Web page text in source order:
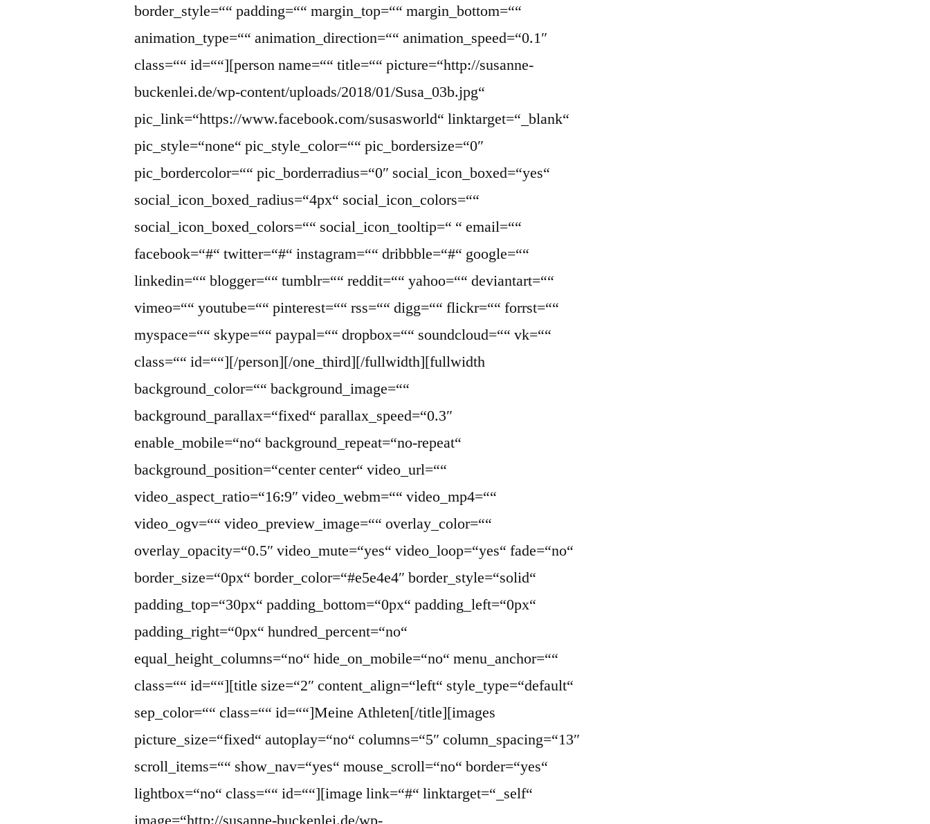
border_style=““ padding=““ margin_top=““ margin_bottom=““
animation_type=““ animation_direction=““ animation_speed=“0.1″
class=““ id=““][person name=““ title=““ picture=“http://susanne-
buckenlei.de/wp-content/uploads/2018/01/Susa_03b.jpg“
pic_link=“https://www.facebook.com/susasworld“ linktarget=“_blank“
pic_style=“none“ pic_style_color=““ pic_bordersize=“0″
pic_bordercolor=““ pic_borderradius=“0″ social_icon_boxed=“yes“
social_icon_boxed_radius=“4px“ social_icon_colors=““
social_icon_boxed_colors=““ social_icon_tooltip=“ “ email=““
facebook=“#“ twitter=“#“ instagram=““ dribbble=“#“ google=““
linkedin=““ blogger=““ tumblr=““ reddit=““ yahoo=““ deviantart=““
vimeo=““ youtube=““ pinterest=““ rss=““ digg=““ flickr=““ forrst=““
myspace=““ skype=““ paypal=““ dropbox=““ soundcloud=““ vk=““
class=““ id=““][/person][/one_third][/fullwidth][fullwidth
background_color=““ background_image=““
background_parallax=“fixed“ parallax_speed=“0.3″
enable_mobile=“no“ background_repeat=“no-repeat“
background_position=“center center“ video_url=““
video_aspect_ratio=“16:9″ video_webm=““ video_mp4=““
video_ogv=““ video_preview_image=““ overlay_color=““
overlay_opacity=“0.5″ video_mute=“yes“ video_loop=“yes“ fade=“no“
border_size=“0px“ border_color=“#e5e4e4″ border_style=“solid“
padding_top=“30px“ padding_bottom=“0px“ padding_left=“0px“
padding_right=“0px“ hundred_percent=“no“
equal_height_columns=“no“ hide_on_mobile=“no“ menu_anchor=““
class=““ id=““][title size=“2″ content_align=“left“ style_type=“default“
sep_color=““ class=““ id=““]Meine Athleten[/title][images
picture_size=“fixed“ autoplay=“no“ columns=“5″ column_spacing=“13″
scroll_items=““ show_nav=“yes“ mouse_scroll=“no“ border=“yes“
lightbox=“no“ class=““ id=““][image link=“#“ linktarget=“_self“